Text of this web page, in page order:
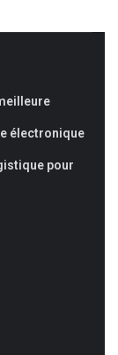
électronique
pour